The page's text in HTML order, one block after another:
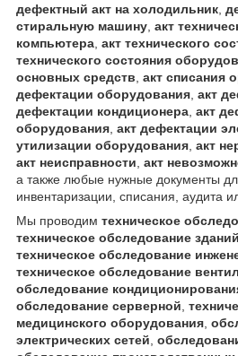
дефектный акт на холодильник
стиральную машину акт
компьютера акт технического
технического состояния
основных средств акт списания
дефектации оборудования акт
дефектации кондиционера акт
оборудования акт дефектации
утилизации оборудования акт
акт неисправности акт
а также любые нужные документы
инвентаризации, списания, аудита
Мы проводим техническое
техническое обследование
техническое обследование
техническое обследование
обследование
обследование серверной
медицинского оборудования
электрических сетей